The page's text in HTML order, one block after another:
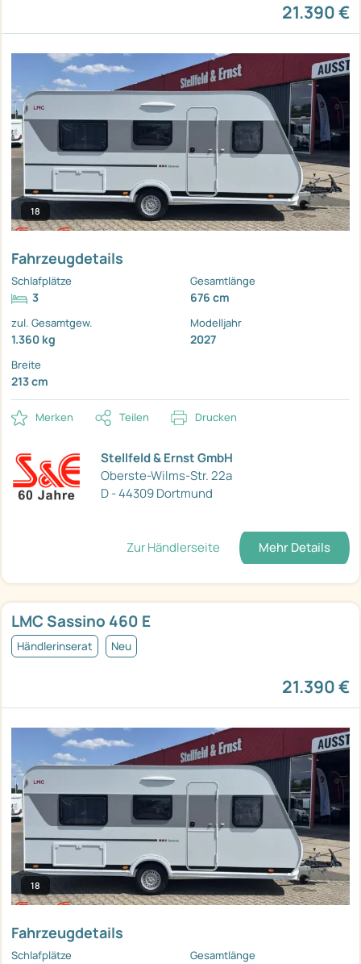
21.390 €
18
Fahrzeugdetails
Schlafplätze
3
Gesamtlänge
676 cm
zul. Gesamtgew.
1.360 kg
Modelljahr
2027
Breite
213 cm
Merken Teilen Drucken
Stellfeld & Ernst GmbH
Oberste-Wilms-Str. 22a
D - 44309 Dortmund
Zur Händlerseite Mehr Details
LMC Sassino 460 E
Händlerinserat Neu
21.390 €
18
Fahrzeugdetails
Schlafplätze Gesamtlänge